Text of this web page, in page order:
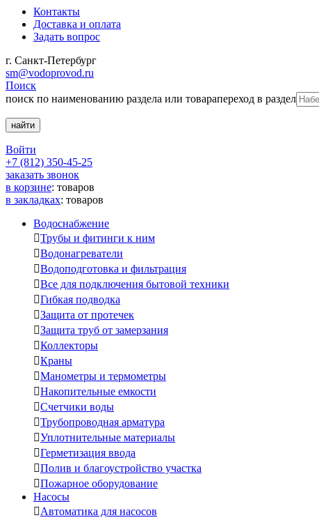
Контакты
Доставка и оплата
Задать вопрос
г. Санкт-Петербург
sm@vodoprovod.ru
Поиск
поиск по наименованию раздела или товарапереход в раздел
Войти
+7 (812) 350-45-25
заказать звонок
в корзине: товаров
в закладках: товаров
Водоснабжение
Трубы и фитинги к ним
Водонагреватели
Водоподготовка и фильтрация
Все для подключения бытовой техники
Гибкая подводка
Защита от протечек
Защита труб от замерзания
Коллекторы
Краны
Манометры и термометры
Накопительные емкости
Счетчики воды
Трубопроводная арматура
Уплотнительные материалы
Герметизация ввода
Полив и благоустройство участка
Пожарное оборудование
Насосы
Автоматика для насосов